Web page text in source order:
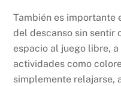
También es importante
del descanso sin sentir
espacio al juego libre,
actividades como
simplemente relajarse,